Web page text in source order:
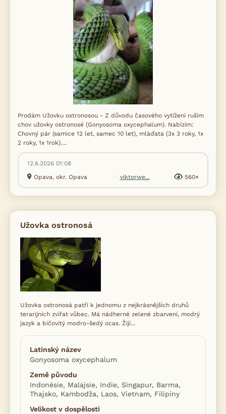
Prodám Užovku ostronosou - Z důvodu časového vytížení ruším
chov užovky ostronosé (Gonyosoma oxycephalum). Nabízím:
Chovný pár (samice 12 let, samec 10 let), mláďata (3x 3 roky, 1x
2 roky, 1x 1rok)....
12.6.2026 01:08
Opava, okr. Opava
viktorwe... 560×
Užovka ostronosá
Užovka ostronosá patří k jednomu z nejkrásnějších druhů
terarijních zvířat vůbec. Má nádherné zelené zbarvení, modrý
jazyk a bičovitý modro-šedý ocas. Žijí...
Latinský název
Gonyosoma oxycephalum
Země původu
Indonésie, Malajsie, Indie, Singapur, Barma,
Thajsko, Kambodža, Laos, Vietnam, Filipíny
Velikost v dospělosti